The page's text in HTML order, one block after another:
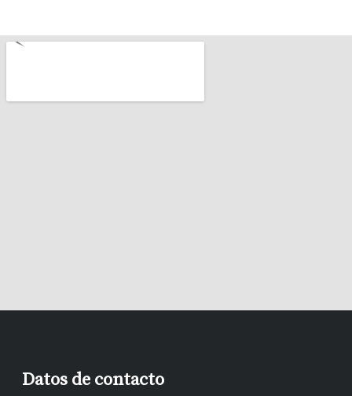
Datos de contacto